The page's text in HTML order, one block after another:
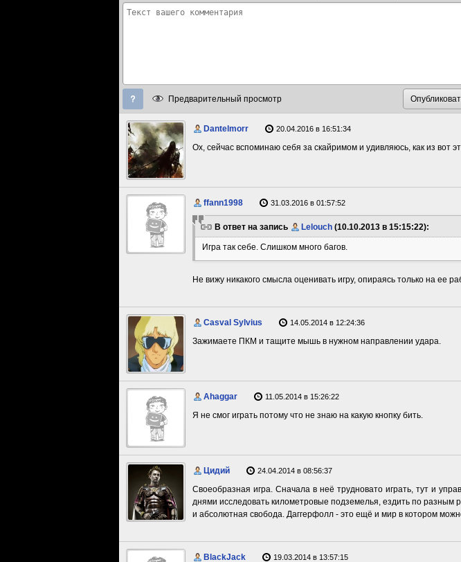
Предварительный просмотр
Dantelmorr 20.04.2016 в 16:51:34
Ох, сейчас вспоминаю себя за скайримом и удивляюсь, как из вот
ffann1998 31.03.2016 в 01:57:52
В ответ на запись Lelouch (10.10.2013 в 15:15:22):
Игра так себе. Слишком много багов.
Не вижу никакого смысла оценивать игру, опираясь только на ее
Casval Sylvius 14.05.2014 в 12:24:36
Зажимаете ПКМ и тащите мышь в нужном направлении удара.
Ahaggar 11.05.2014 в 15:26:22
Я не смог играть потому что не знаю на какую кнопку бить.
Цидий 24.04.2014 в 08:56:37
Своеобразная игра. Сначала в неё трудновато играть, тут и
днями исследовать километровые подземелья, ездить по
и абсолютная свобода. Даггерфолл - это ещё и мир в котором
BlackJack 19.03.2014 в 13:57:15